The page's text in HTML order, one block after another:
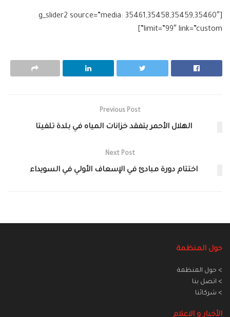
[g_slider2 source=”media: 35461,35458,35459,35460″
limit=”99″ link=”custom”]
Previous Post
الهلال الأحمر يتفقد خزانات المياه في بلدة تلفيتا‎
Next Post
اختتام دورة مبادئ في الإسعاف الأولي في السويداء
حول المنظمة
> حول المنظمة
> اتصل بنا
> شركائنا
الأخبار و الاعلام